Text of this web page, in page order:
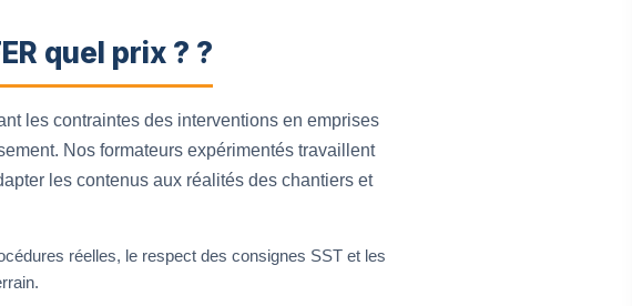
quel prix ? ?
les contraintes des interventions en emprises
Nos formateurs expérimentés travaillent
les contenus aux réalités des chantiers et
réelles, le respect des consignes SST et les